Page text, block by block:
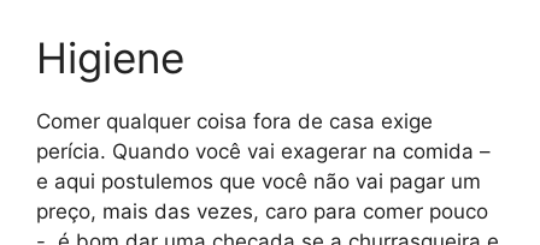
Higiene
Comer qualquer coisa fora de casa exige
perícia. Quando você vai exagerar na comida –
e aqui postulemos que você não vai pagar um
preço, mais das vezes, caro para comer pouco